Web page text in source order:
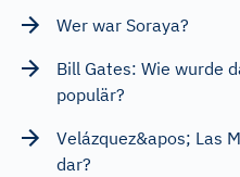
Wer war Soraya?
Bill Gates: Wie wurde
populär?
Velázquez&apos; Las
dar?